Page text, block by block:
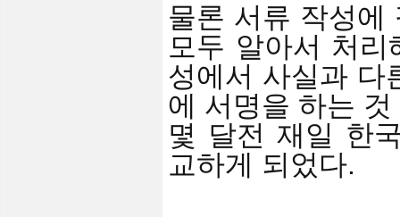
물론 서류 작성에
모두 알아서 처
성에서 사실과 다
에 서명을 하는
몇 달전 재일 한
교하게 되었다.